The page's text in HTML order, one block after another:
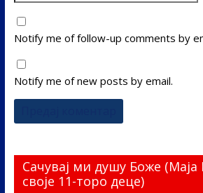
Notify me of follow-up comments by
Notify me of new posts by email.
Сачувај ми душу Боже (Маја
своје 11-торо деце)